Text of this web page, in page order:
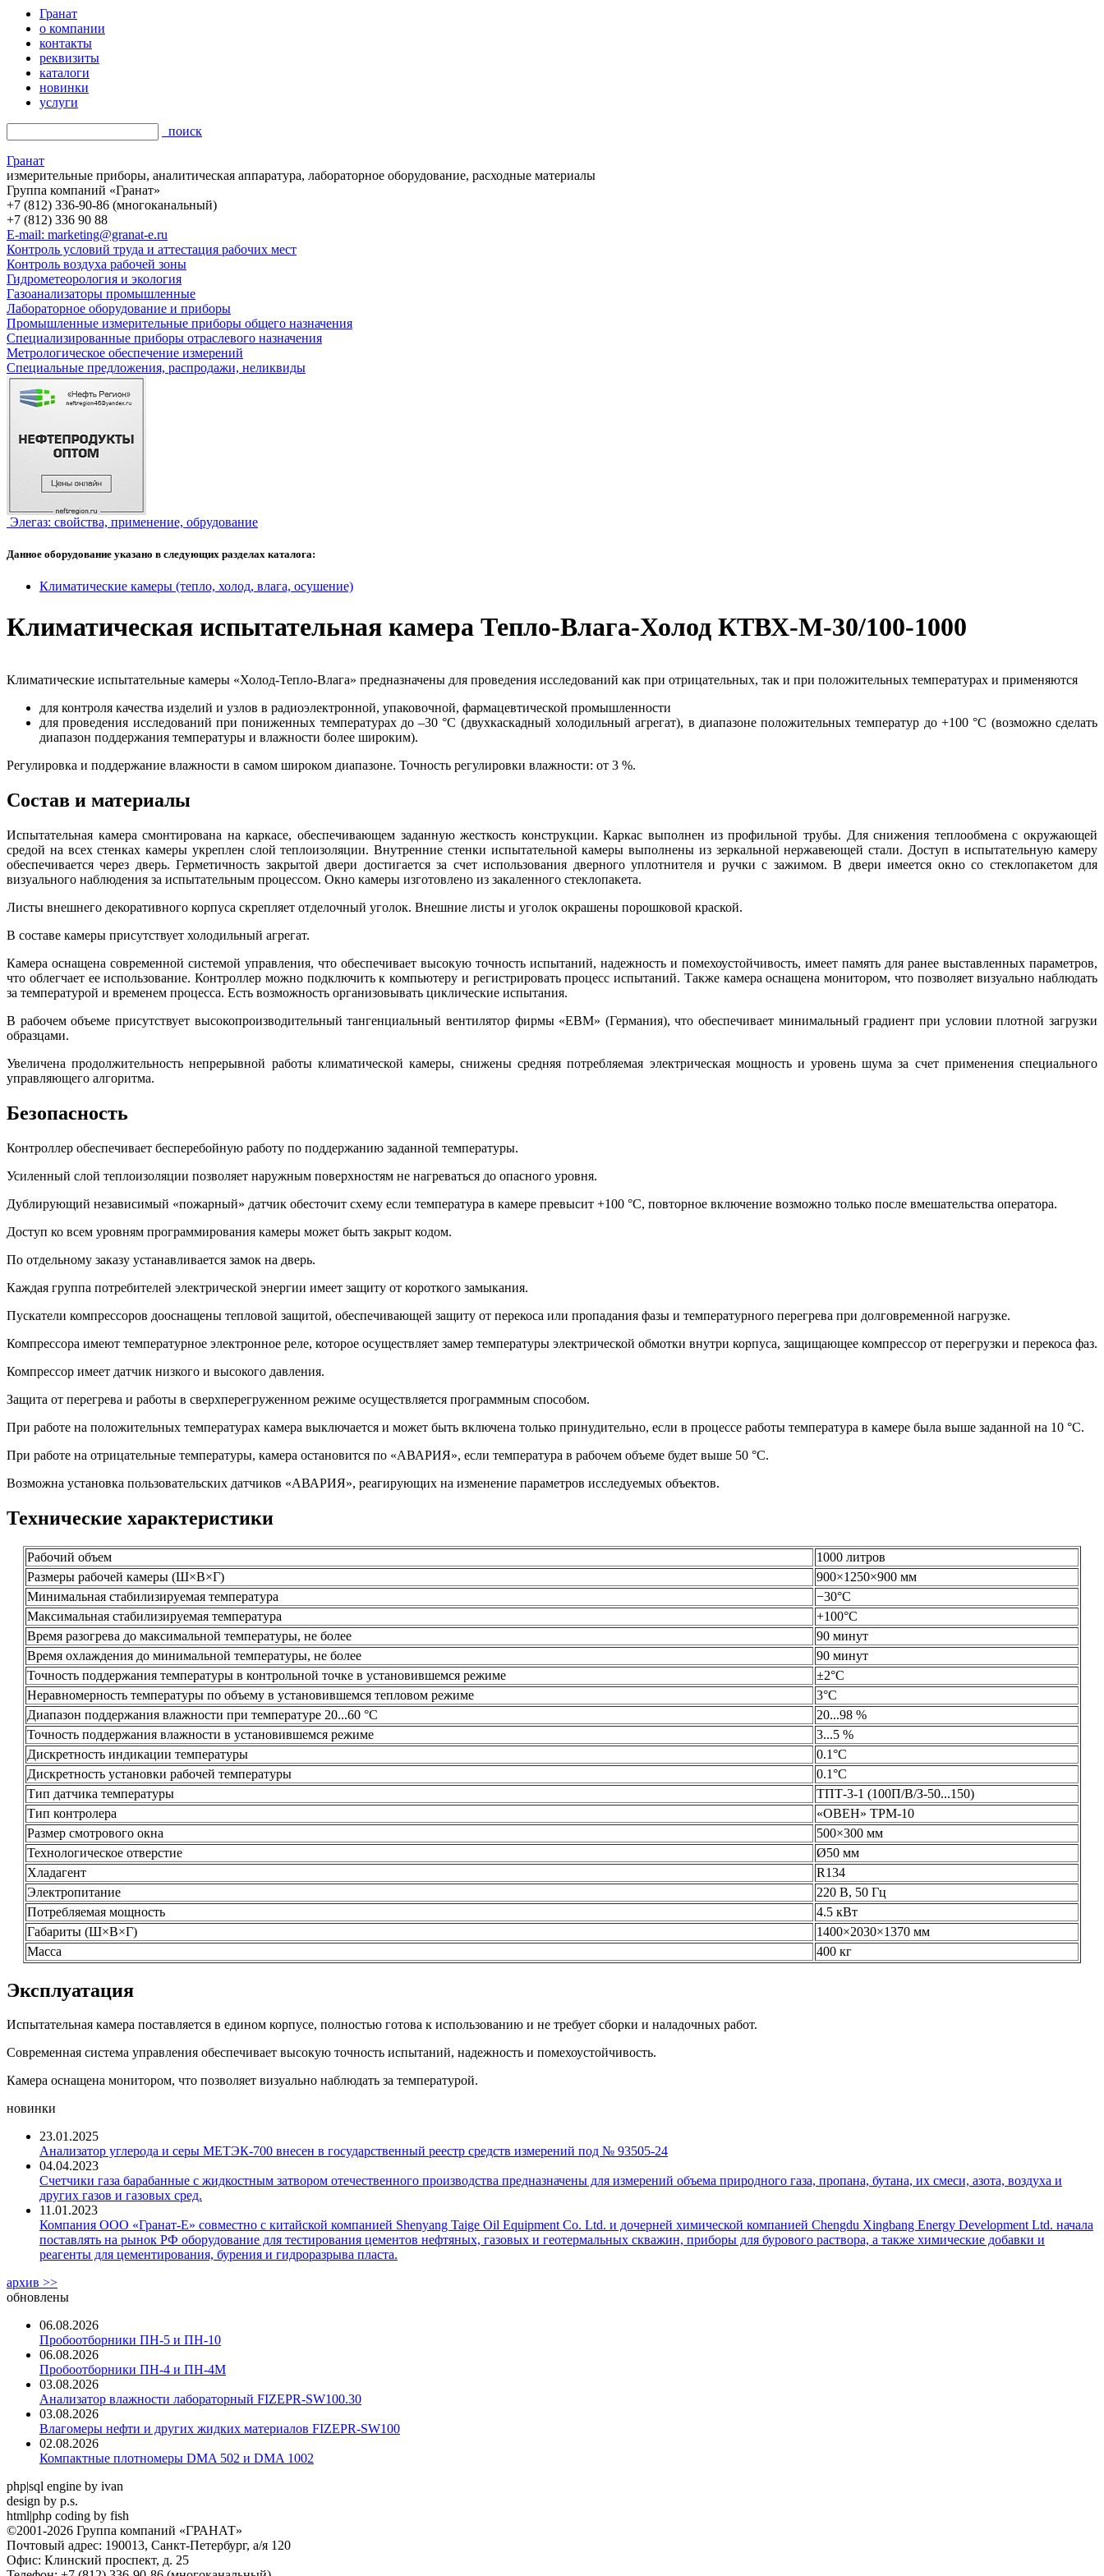
Гранат
о компании
контакты
реквизиты
каталоги
новинки
услуги
поиск
Гранат
измерительные приборы, аналитическая аппаратура, лабораторное оборудование, расходные материалы
Группа компаний «Гранат»
+7 (812) 336-90-86 (многоканальный)
+7 (812) 336 90 88
E-mail: marketing@granat-e.ru
Контроль условий труда и аттестация рабочих мест
Контроль воздуха рабочей зоны
Гидрометеорология и экология
Газоанализаторы промышленные
Лабораторное оборудование и приборы
Промышленные измерительные приборы общего назначения
Специализированные приборы отраслевого назначения
Метрологическое обеспечение измерений
Специальные предложения, распродажи, неликвиды
Элегаз: свойства, применение, обрудование
Данное оборудование указано в следующих разделах каталога:
Климатические камеры (тепло, холод, влага, осушение)
Климатическая испытательная камера Тепло-Влага-Холод КТВХ-М-30/100-1000
Климатические испытательные камеры «Холод-Тепло-Влага» предназначены для проведения исследований как при отрицательных, так и при положительных температурах и применяются
для контроля качества изделий и узлов в радиоэлектронной, упаковочной, фармацевтической промышленности
для проведения исследований при пониженных температурах до –30 °С (двухкаскадный холодильный агрегат), в диапазоне положительных температур до +100 °С (возможно сделать
диапазон поддержания температуры и влажности более широким).
Регулировка и поддержание влажности в самом широком диапазоне. Точность регулировки влажности: от 3 %.
Состав и материалы
Испытательная камера смонтирована на каркасе, обеспечивающем заданную жесткость конструкции. Каркас выполнен из профильной трубы. Для снижения теплообмена с окружающей
средой на всех стенках камеры укреплен слой теплоизоляции. Внутренние стенки испытательной камеры выполнены из зеркальной нержавеющей стали. Доступ в испытательную камеру
обеспечивается через дверь. Герметичность закрытой двери достигается за счет использования дверного уплотнителя и ручки с зажимом. В двери имеется окно со стеклопакетом для
визуального наблюдения за испытательным процессом. Окно камеры изготовлено из закаленного стеклопакета.
Листы внешнего декоративного корпуса скрепляет отделочный уголок. Внешние листы и уголок окрашены порошковой краской.
В составе камеры присутствует холодильный агрегат.
Камера оснащена современной системой управления, что обеспечивает высокую точность испытаний, надежность и помехоустойчивость, имеет память для ранее выставленных параметров,
что облегчает ее использование. Контроллер можно подключить к компьютеру и регистрировать процесс испытаний. Также камера оснащена монитором, что позволяет визуально наблюдать
за температурой и временем процесса. Есть возможность организовывать циклические испытания.
В рабочем объеме присутствует высокопроизводительный тангенциальный вентилятор фирмы «EBM» (Германия), что обеспечивает минимальный градиент при условии плотной загрузки
образцами.
Увеличена продолжительность непрерывной работы климатической камеры, снижены средняя потребляемая электрическая мощность и уровень шума за счет применения специального
управляющего алгоритма.
Безопасность
Контроллер обеспечивает бесперебойную работу по поддержанию заданной температуры.
Усиленный слой теплоизоляции позволяет наружным поверхностям не нагреваться до опасного уровня.
Дублирующий независимый «пожарный» датчик обесточит схему если температура в камере превысит +100 °С, повторное включение возможно только после вмешательства оператора.
Доступ ко всем уровням программирования камеры может быть закрыт кодом.
По отдельному заказу устанавливается замок на дверь.
Каждая группа потребителей электрической энергии имеет защиту от короткого замыкания.
Пускатели компрессоров дооснащены тепловой защитой, обеспечивающей защиту от перекоса или пропадания фазы и температурного перегрева при долговременной нагрузке.
Компрессора имеют температурное электронное реле, которое осуществляет замер температуры электрической обмотки внутри корпуса, защищающее компрессор от перегрузки и перекоса фаз.
Компрессор имеет датчик низкого и высокого давления.
Защита от перегрева и работы в сверхперегруженном режиме осуществляется программным способом.
При работе на положительных температурах камера выключается и может быть включена только принудительно, если в процессе работы температура в камере была выше заданной на 10 °С.
При работе на отрицательные температуры, камера остановится по «АВАРИЯ», если температура в рабочем объеме будет выше 50 °С.
Возможна установка пользовательских датчиков «АВАРИЯ», реагирующих на изменение параметров исследуемых объектов.
Технические характеристики
Рабочий объем
1000 литров
Размеры рабочей камеры (Ш×В×Г)
900×1250×900 мм
Минимальная стабилизируемая температура
−30°С
Максимальная стабилизируемая температура
+100°С
Время разогрева до максимальной температуры, не более
90 минут
Время охлаждения до минимальной температуры, не более
90 минут
Точность поддержания температуры в контрольной точке в установившемся режиме
±2°С
Неравномерность температуры по объему в установившемся тепловом режиме
3°С
Диапазон поддержания влажности при температуре 20...60 °С
20...98 %
Точность поддержания влажности в установившемся режиме
3...5 %
Дискретность индикации температуры
0.1°С
Дискретность установки рабочей температуры
0.1°С
Тип датчика температуры
ТПТ-3-1 (100П/В/З-50...150)
Тип контролера
«ОВЕН» ТРМ-10
Размер смотрового окна
500×300 мм
Технологическое отверстие
Ø50 мм
Хладагент
R134
Электропитание
220 В, 50 Гц
Потребляемая мощность
4.5 кВт
Габариты (Ш×В×Г)
1400×2030×1370 мм
Масса
400 кг
Эксплуатация
Испытательная камера поставляется в едином корпусе, полностью готова к использованию и не требует сборки и наладочных работ.
Современная система управления обеспечивает высокую точность испытаний, надежность и помехоустойчивость.
Камера оснащена монитором, что позволяет визуально наблюдать за температурой.
новинки
23.01.2025
Анализатор углерода и серы МЕТЭК-700 внесен в государственный реестр средств измерений под № 93505-24
04.04.2023
Счетчики газа барабанные с жидкостным затвором отечественного производства предназначены для измерений объема природного газа, пропана, бутана, их смеси, азота, воздуха и
других газов и газовых сред.
11.01.2023
Компания ООО «Гранат-Е» совместно с китайской компанией Shenyang Taige Oil Equipment Co. Ltd. и дочерней химической компанией Chengdu Xingbang Energy Development Ltd. начала
поставлять на рынок РФ оборудование для тестирования цементов нефтяных, газовых и геотермальных скважин, приборы для бурового раствора, а также химические добавки и
реагенты для цементирования, бурения и гидроразрыва пласта.
архив >>
обновлены
06.08.2026
Пробоотборники ПН-5 и ПН-10
06.08.2026
Пробоотборники ПН-4 и ПН-4М
03.08.2026
Анализатор влажности лабораторный FIZEPR-SW100.30
03.08.2026
Влагомеры нефти и других жидких материалов FIZEPR-SW100
02.08.2026
Компактные плотномеры DMA 502 и DMA 1002
php|sql engine by ivan
design by p.s.
html|php coding by fish
©2001-2026 Группа компаний «ГРАНАТ»
Почтовый адрес: 190013, Санкт-Петербург, а/я 120
Офис: Клинский проспект, д. 25